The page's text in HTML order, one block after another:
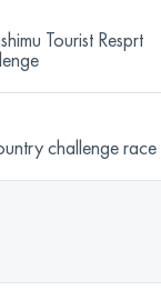
Tourist Resprt
challenge race